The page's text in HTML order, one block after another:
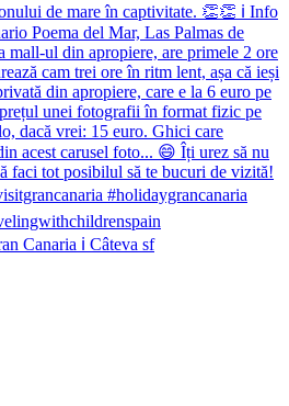
Canaria ℹ️ Câteva sf